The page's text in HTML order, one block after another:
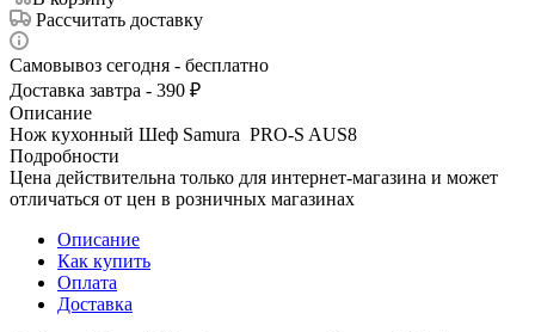
Рассчитать доставку
Самовывоз сегодня - бесплатно
Доставка завтра - 390 ₽
Описание
Нож кухонный Шеф Samura PRO-S AUS8
Подробности
Цена действительна только для интернет-магазина и может
отличаться от цен в розничных магазинах
Описание
Как купить
Оплата
Доставка